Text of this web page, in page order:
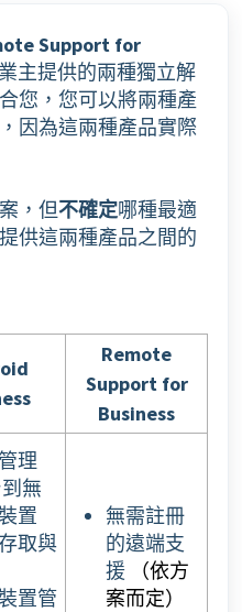
Support for
主提供的兩種獨立解
您，您可以將兩種產
因為這兩種產品實際
，但不確定哪種最適
供這兩種產品之間的
Remote
Support for
Business
理
無
置
取與
置管
無需註冊
的遠端支
援
（依方
案而定）